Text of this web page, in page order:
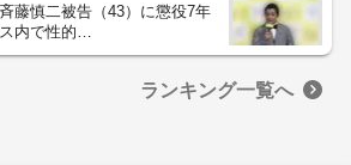
藤慎二被告（43）に懲役7年
内で性的…
ランキング一覧へ